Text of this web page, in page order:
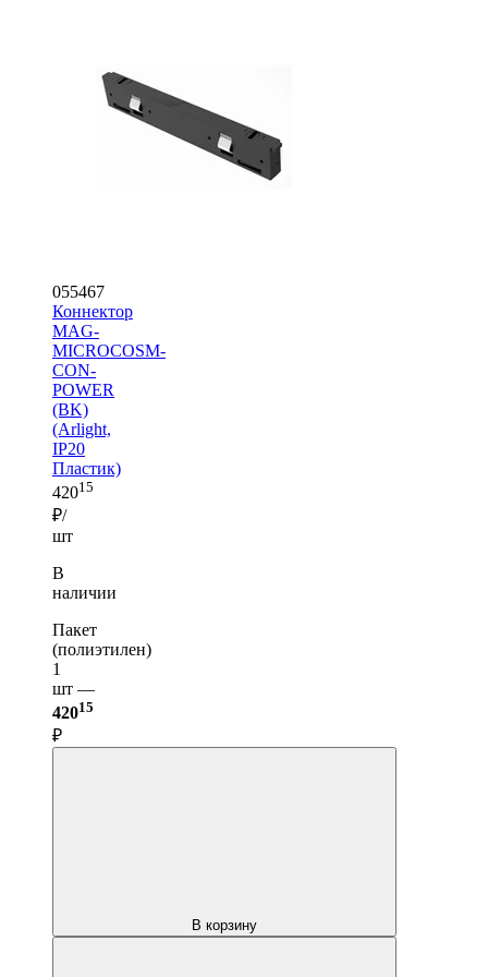
055467
Коннектор
MAG-
MICROCOSM-
CON-
POWER
(BK)
(Arlight,
IP20
Пластик)
42015
₽/
шт
В
наличии
Пакет
(полиэтилен)
1
шт —
42015
₽
В корзину